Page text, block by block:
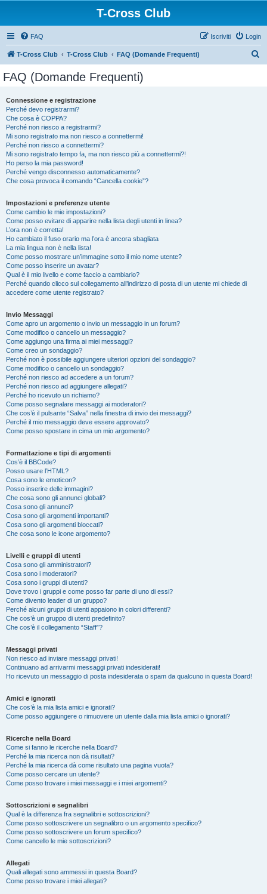
T-Cross Club
FAQ Login
Iscriviti
T-Cross Club T-Cross Club FAQ (Domande Frequenti)
FAQ (Domande Frequenti)
Connessione e registrazione
Perché devo registrarmi?
Che cosa è COPPA?
Perché non riesco a registrarmi?
Mi sono registrato ma non riesco a connettermi!
Perché non riesco a connettermi?
Mi sono registrato tempo fa, ma non riesco più a connettermi?!
Ho perso la mia password!
Perché vengo disconnesso automaticamente?
Che cosa provoca il comando “Cancella cookie”?
Impostazioni e preferenze utente
Come cambio le mie impostazioni?
Come posso evitare di apparire nella lista degli utenti in linea?
L’ora non è corretta!
Ho cambiato il fuso orario ma l’ora è ancora sbagliata
La mia lingua non è nella lista!
Come posso mostrare un’immagine sotto il mio nome utente?
Come posso inserire un avatar?
Qual è il mio livello e come faccio a cambiarlo?
Perché quando clicco sul collegamento all’indirizzo di posta di un utente mi chiede di
accedere come utente registrato?
Invio Messaggi
Come apro un argomento o invio un messaggio in un forum?
Come modifico o cancello un messaggio?
Come aggiungo una firma ai miei messaggi?
Come creo un sondaggio?
Perché non è possibile aggiungere ulteriori opzioni del sondaggio?
Come modifico o cancello un sondaggio?
Perché non riesco ad accedere a un forum?
Perché non riesco ad aggiungere allegati?
Perché ho ricevuto un richiamo?
Come posso segnalare messaggi ai moderatori?
Che cos’è il pulsante “Salva” nella finestra di invio dei messaggi?
Perché il mio messaggio deve essere approvato?
Come posso spostare in cima un mio argomento?
Formattazione e tipi di argomenti
Cos’è il BBCode?
Posso usare l’HTML?
Cosa sono le emoticon?
Posso inserire delle immagini?
Che cosa sono gli annunci globali?
Cosa sono gli annunci?
Cosa sono gli argomenti importanti?
Cosa sono gli argomenti bloccati?
Che cosa sono le icone argomento?
Livelli e gruppi di utenti
Cosa sono gli amministratori?
Cosa sono i moderatori?
Cosa sono i gruppi di utenti?
Dove trovo i gruppi e come posso far parte di uno di essi?
Come divento leader di un gruppo?
Perché alcuni gruppi di utenti appaiono in colori differenti?
Che cos’è un gruppo di utenti predefinito?
Che cos’è il collegamento “Staff”?
Messaggi privati
Non riesco ad inviare messaggi privati!
Continuano ad arrivarmi messaggi privati indesiderati!
Ho ricevuto un messaggio di posta indesiderata o spam da qualcuno in questa Board!
Amici e ignorati
Che cos’è la mia lista amici e ignorati?
Come posso aggiungere o rimuovere un utente dalla mia lista amici o ignorati?
Ricerche nella Board
Come si fanno le ricerche nella Board?
Perché la mia ricerca non dà risultati?
Perché la mia ricerca dà come risultato una pagina vuota?
Come posso cercare un utente?
Come posso trovare i miei messaggi e i miei argomenti?
Sottoscrizioni e segnalibri
Qual è la differenza fra segnalibri e sottoscrizioni?
Come posso sottoscrivere un segnalibro o un argomento specifico?
Come posso sottoscrivere un forum specifico?
Come cancello le mie sottoscrizioni?
Allegati
Quali allegati sono ammessi in questa Board?
Come posso trovare i miei allegati?